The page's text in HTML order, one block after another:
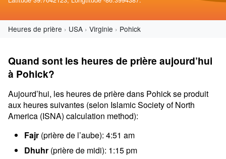
Heures de prière USA Virginie Pohick
Quand sont les heures de prière aujourd’hui
à Pohick?
Aujourd’hui, les heures de prière dans Pohick se produit
aux heures suivantes (selon Islamic Society of North
America (ISNA) calculation method):
Fajr (prière de l’aube): 4:51 am
Dhuhr (prière de midi): 1:15 pm